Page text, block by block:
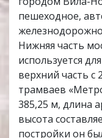
пешеходное,
Нижняя часть
используется
верхний часть с
трамваев
385,25 м, длина
высота
постройки он